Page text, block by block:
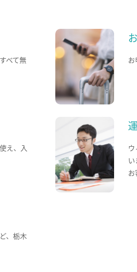
べて無
お
え、入
い
お
、栃木